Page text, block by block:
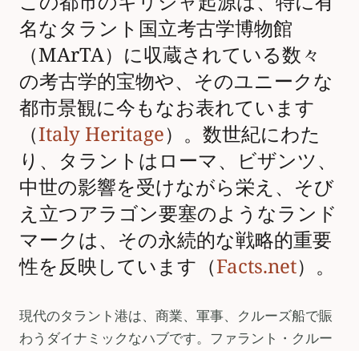
名なタラント国立考古学博物館
（MArTA）に収蔵されている数々
の考古学的宝物や、そのユニークな
都市景観に今もなお表れています
（Italy Heritage）。数世紀にわた
り、タラントはローマ、ビザンツ、
中世の影響を受けながら栄え、そび
え立つアラゴン要塞のようなランド
マークは、その永続的な戦略的重要
性を反映しています（Facts.net）。
現代のタラント港は、商業、軍事、クルーズ船で賑
わうダイナミックなハブです。ファラント・クルー